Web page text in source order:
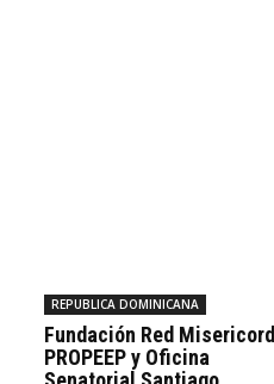
REPUBLICA DOMINICANA
Fundación Red
PROPEEP y Oficina